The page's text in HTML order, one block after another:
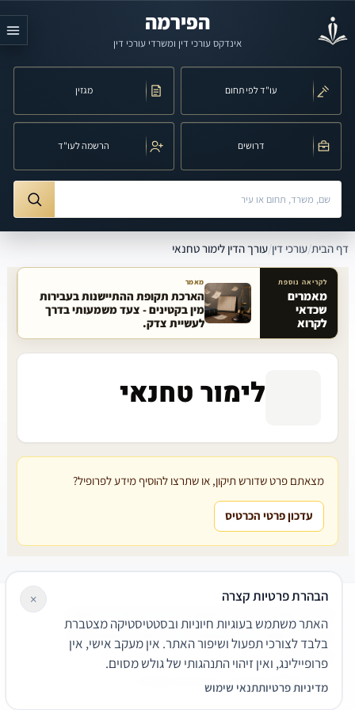
הפירמה
אינדקס עורכי דין ומשרדי עורכי דין
עו"ד לפי תחום מגזין
דרושים הרשמה לעו"ד
חיפוש לפי שם, משרד, תחום משפט או עיר
דף הבית/עורכי דין/עורך הדין לימור טחנאי
מאמרים קשורים באתר
לקריאה נוספת
מאמרים
שכדאי
לקרוא
מאמר
הארכת תקופת ההתיישנות בעבירות
מין בקטינים - צעד משמעותי בדרך
לעשיית צדק.
לימור טחנאי
מצאתם פרט שדורש תיקון, או שתרצו להוסיף מידע לפרופיל?
עדכון פרטי הכרטיס
שירותים משפטיים
דרושים צור קשר נגישותפרטיות
תנאי שימוש
© 2026 הפירמה. כל הזכויות שמורות.
הבהרת פרטיות קצרה
האתר משתמש בעוגיות חיוניות ובסטטיסטיקה מצטברת
בלבד לצורכי תפעול ושיפור האתר. אין מעקב אישי, אין
פרופיילינג, ואין זיהוי התנהגותי של גולש מסוים.
מדיניות פרטיותתנאי שימוש
×